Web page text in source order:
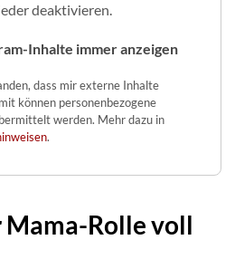
deaktivieren.
Inhalte immer anzeigen
dass mir externe Inhalte
können personenbezogene
werden. Mehr dazu in
.
Mama-Rolle voll